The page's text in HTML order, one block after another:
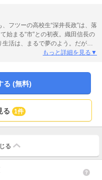
フツーの高校生“深井長政”は、落
始まる“市”との初夜。織田信長の
活は、まるで夢のよう。だが、
代では現代の高校生の常識も通用
もっと詳細を見る▼
る (無料)
る 1件
る